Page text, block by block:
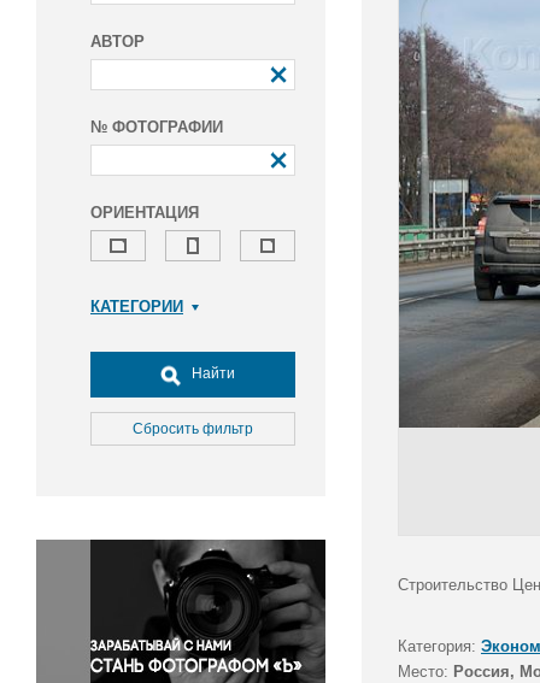
АВТОР
№ ФОТОГРАФИИ
ОРИЕНТАЦИЯ
КАТЕГОРИИ
Досуг, туризм и отдых
Культура
Медицина
Окружающая среда
Политика
Правосудие
Происшествия и конфликты
Религия
Найти
Сбросить фильтр
Строительство
Категория:
Место: Россия,